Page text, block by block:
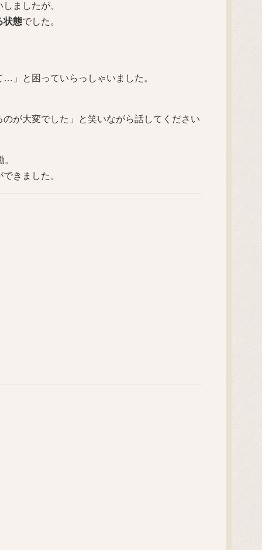
ましたが、
状態でした。
」と困っていらっしゃいました。
が大変でした」と笑いながら話してください
きました。